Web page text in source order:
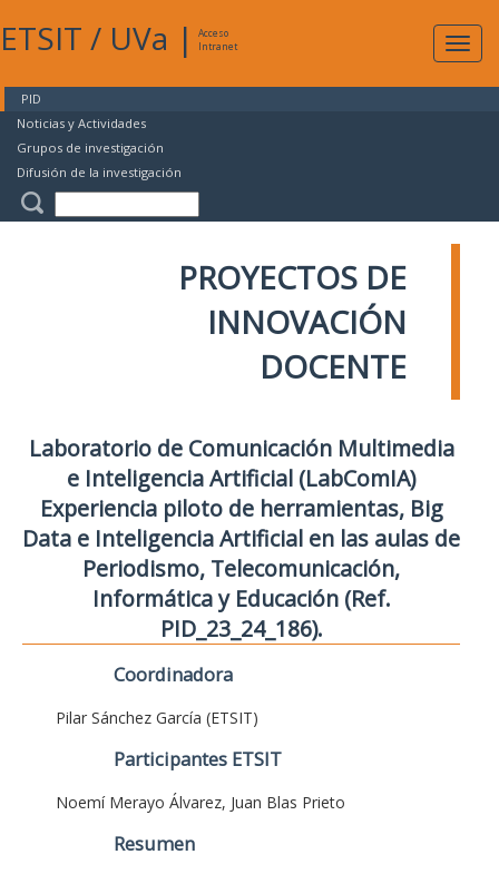
ETSIT / UVa |
Acceso
Intranet
PID
Noticias y Actividades
Grupos de investigación
Difusión de la investigación
PROYECTOS DE
INNOVACIÓN
DOCENTE
Laboratorio de Comunicación Multimedia
e Inteligencia Artificial (LabComIA)
Experiencia piloto de herramientas, Big
Data e Inteligencia Artificial en las aulas de
Periodismo, Telecomunicación,
Informática y Educación (Ref.
PID_23_24_186).
Coordinadora
Pilar Sánchez García (ETSIT)
Participantes ETSIT
Noemí Merayo Álvarez, Juan Blas Prieto
Resumen